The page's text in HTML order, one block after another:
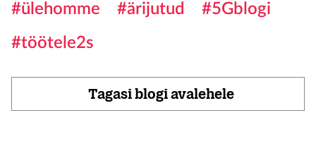
#ülehomme
#ärijutud
#5Gblogi
#töötele2s
Tagasi blogi avalehele